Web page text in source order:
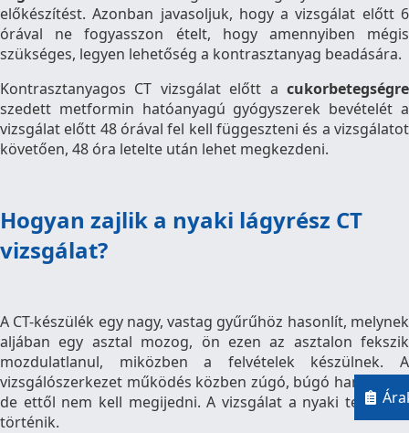
előkészítést. Azonban javasoljuk, hogy a vizsgálat előtt 6
órával ne fogyasszon ételt, hogy amennyiben mégis
szükséges, legyen lehetőség a kontrasztanyag beadására.
Kontrasztanyagos CT vizsgálat előtt a cukorbetegségre
szedett metformin hatóanyagú gyógyszerek bevételét a
vizsgálat előtt 48 órával fel kell függeszteni és a vizsgálatot
követően, 48 óra letelte után lehet megkezdeni.
Hogyan zajlik a nyaki lágyrész CT
vizsgálat?
A CT-készülék egy nagy, vastag gyűrűhöz hasonlít, melynek
aljában egy asztal mozog, ön ezen az asztalon fekszik
mozdulatlanul, miközben a felvételek készülnek. A
vizsgálószerkezet működés közben zúgó, búgó hangot ad,
de ettől nem kell megijedni. A vizsgálat a nyaki területen
történik.